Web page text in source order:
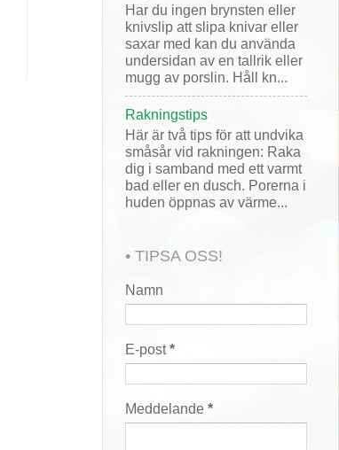
Har du ingen brynsten eller
knivslip att slipa knivar eller
saxar med kan du använda
undersidan av en tallrik eller
mugg av porslin. Håll kn...
Rakningstips
Här är två tips för att undvika
småsår vid rakningen: Raka
dig i samband med ett varmt
bad eller en dusch. Porerna i
huden öppnas av värme...
• TIPSA OSS!
Namn
E-post*
Meddelande *